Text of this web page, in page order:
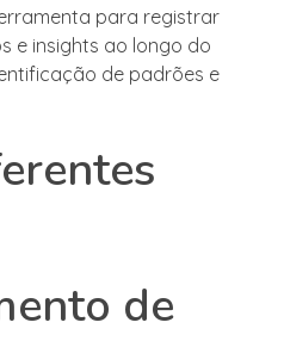
para registrar
e insights ao longo do
de padrões e
de